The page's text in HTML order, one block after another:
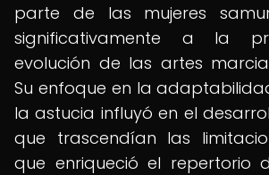
parte de las mujeres
significativamente a la
evolución de las artes
Su enfoque en la
la astucia influyó en el
que trascendían las
que enriqueció el repertorio